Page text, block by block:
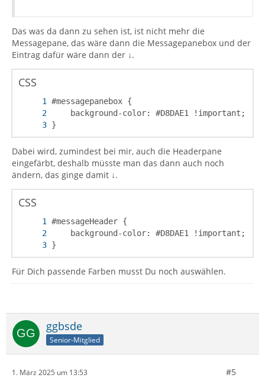
Das was da dann zu sehen ist, ist nicht mehr die
Messagepane, das wäre dann die Messagepanebox und der
Eintrag dafür wäre dann der ↓.
CSS
}
Dabei wird, zumindest bei mir, auch die Headerpane
eingefärbt, deshalb müsste man das dann auch noch
ändern, das ginge damit ↓.
CSS
}
Für Dich passende Farben musst Du noch auswählen.
ggbsde
Senior-Mitglied
1. März 2025 um 13:53 #5